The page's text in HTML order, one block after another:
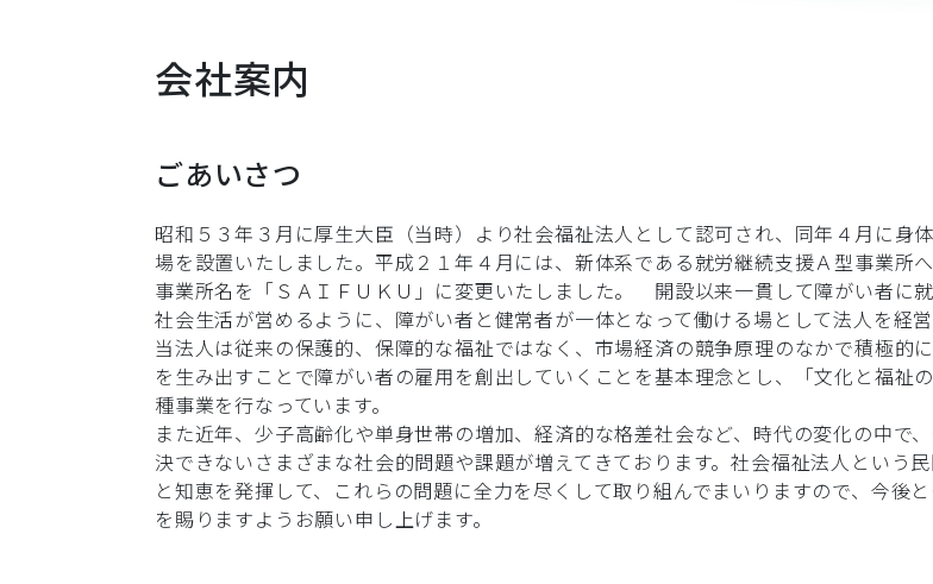
会社案内
ごあいさつ
昭和５３年３月に厚生大臣（当時）より社会福祉法人として認可され、同年４月に身
場を設置いたしました。平成２１年４月には、新体系である就労継続支援Ａ型事業所へ
事業所名を「ＳＡＩＦＵＫＵ」に変更いたしました。 開設以来一貫して障がい者に
社会生活が営めるように、障がい者と健常者が一体となって働ける場として法人を経営
当法人は従来の保護的、保障的な福祉ではなく、市場経済の競争原理のなかで積極的
を生み出すことで障がい者の雇用を創出していくことを基本理念とし、「文化と福祉
種事業を行なっています。
また近年、少子高齢化や単身世帯の増加、経済的な格差社会など、時代の変化の中で
決できないさまざまな社会的問題や課題が増えてきております。社会福祉法人という
と知恵を発揮して、これらの問題に全力を尽くして取り組んでまいりますので、今後
を賜りますようお願い申し上げます。